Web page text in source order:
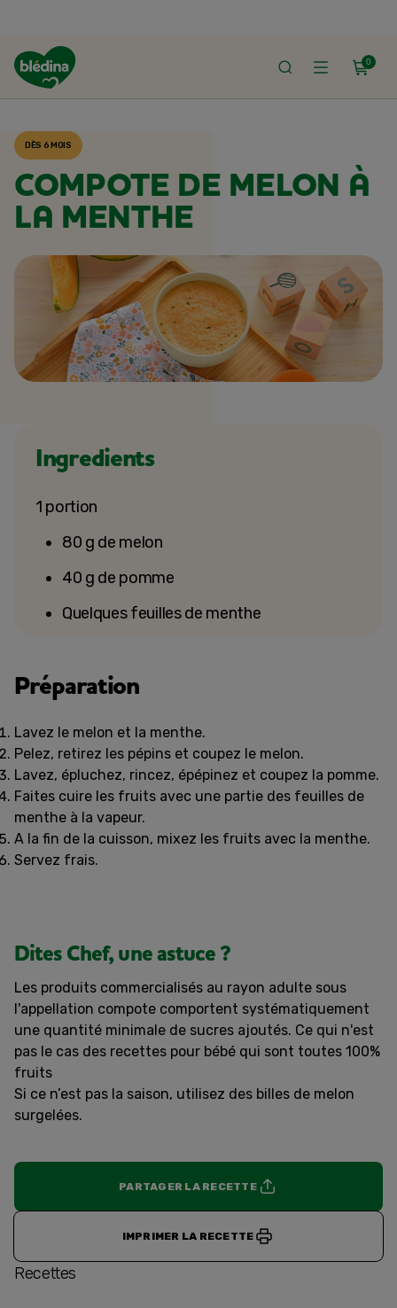
0
ACCUEIL
DÈS 6 MOIS
COMPOTE DE MELON À
LA MENTHE
Ingredients
1 portion
80 g de melon
40 g de pomme
Quelques feuilles de menthe
Préparation
Lavez le melon et la menthe.
Pelez, retirez les pépins et coupez le melon.
Lavez, épluchez, rincez, épépinez et coupez la pomme.
Faites cuire les fruits avec une partie des feuilles de
menthe à la vapeur.
A la fin de la cuisson, mixez les fruits avec la menthe.
Servez frais.
Dites Chef, une astuce ?
Les produits commercialisés au rayon adulte sous
l'appellation compote comportent systématiquement
une quantité minimale de sucres ajoutés. Ce qui n'est
pas le cas des recettes pour bébé qui sont toutes 100%
fruits
Si ce n’est pas la saison, utilisez des billes de melon
surgelées.
PARTAGER LA RECETTE
IMPRIMER LA RECETTE
Recettes